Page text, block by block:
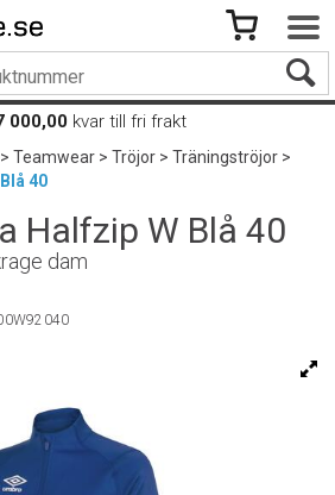
000,00 kvar till fri frakt
Teamwear>Tröjor>Träningströjor>
40
Halfzip W Blå 40
dam